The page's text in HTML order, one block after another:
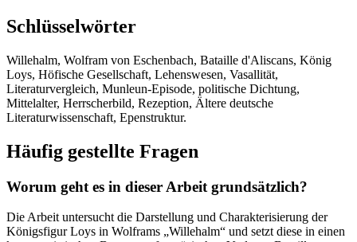
Schlüsselwörter
Willehalm, Wolfram von Eschenbach, Bataille d'Aliscans, König
Loys, Höfische Gesellschaft, Lehenswesen, Vasallität,
Literaturvergleich, Munleun-Episode, politische Dichtung,
Mittelalter, Herrscherbild, Rezeption, Ältere deutsche
Literaturwissenschaft, Epenstruktur.
Häufig gestellte Fragen
Worum geht es in dieser Arbeit grundsätzlich?
Die Arbeit untersucht die Darstellung und Charakterisierung der
Königsfigur Loys in Wolframs „Willehalm“ und setzt diese in einen